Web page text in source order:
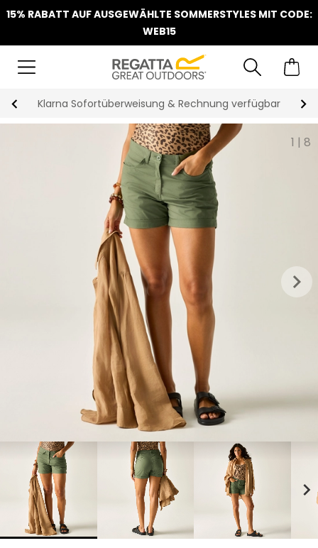
15% RABATT AUF AUSGEWÄHLTE SOMMERSTYLES MIT CODE:
WEB15
Klarna Sofortüberweisung & Rechnung verfügbar
1 | 8
keyboard_arrow_right
chevron_right